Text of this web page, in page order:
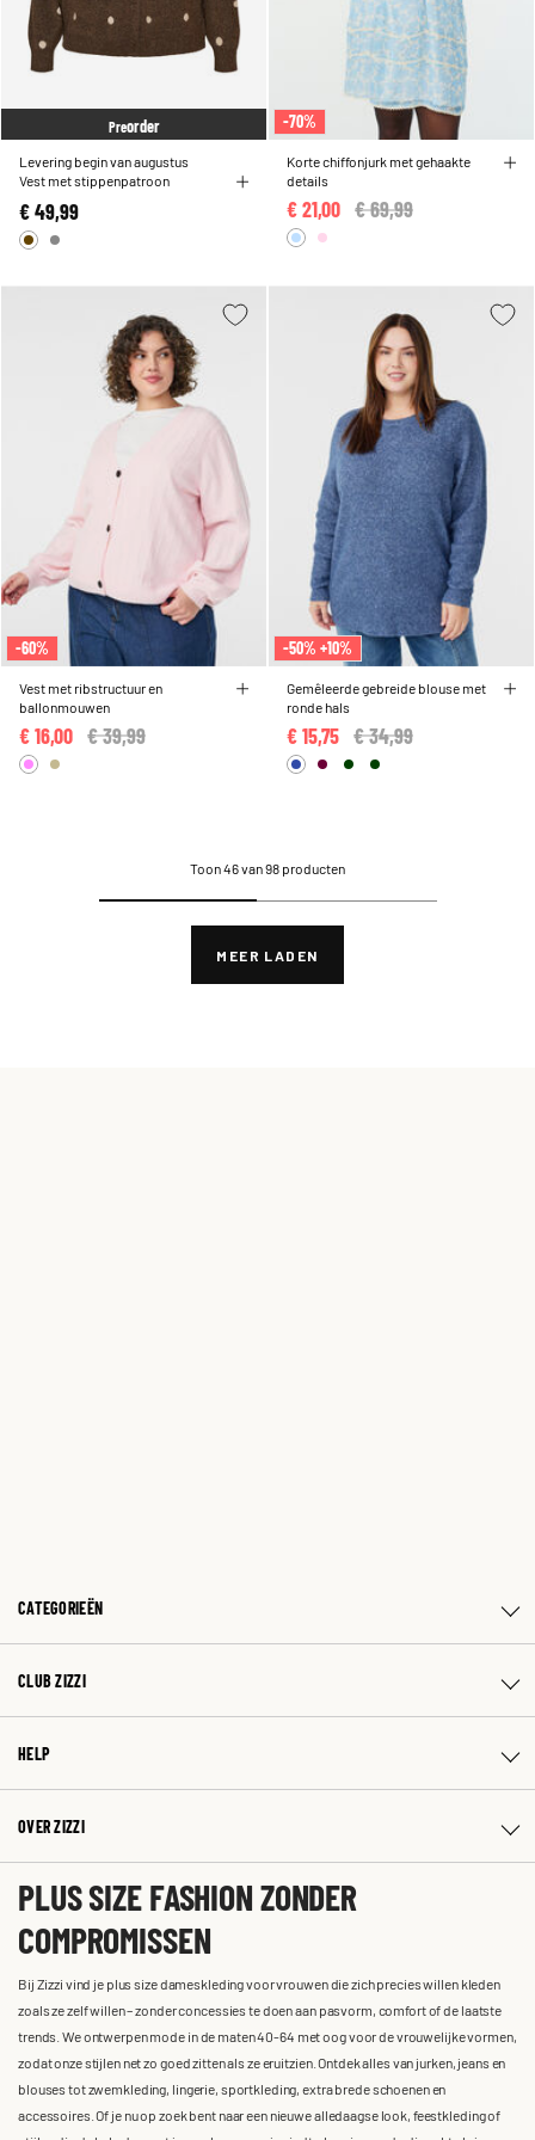
Preorder
Levering begin van augustus
Vest met stippenpatroon
€ 49,99
-70%
Korte chiffonjurk met gehaakte
details
Price reduced from
€ 69,99
€ 21,00
-60%
Vest met ribstructuur en
ballonmouwen
Price reduced from
€ 39,99
€ 16,00
-50% +10%
Gemêleerde gebreide blouse met
ronde hals
Price reduced from
€ 34,99
€ 15,75
Toon 46 van 98 producten
MEER LADEN
CATEGORIEËN
CLUB ZIZZI
HELP
OVER ZIZZI
PLUS SIZE FASHION ZONDER
COMPROMISSEN
Bij Zizzi vind je plus size dameskleding voor vrouwen die zich precies willen kleden
zoals ze zelf willen – zonder concessies te doen aan pasvorm, comfort of de laatste
trends. We ontwerpen mode in de maten 40-64 met oog voor de vrouwelijke vormen,
zodat onze stijlen net zo goed zitten als ze eruitzien. Ontdek alles van jurken, jeans en
blouses tot zwemkleding, lingerie, sportkleding, extra brede schoenen en
accessoires. Of je nu op zoek bent naar een nieuwe alledaagse look, feestkleding of